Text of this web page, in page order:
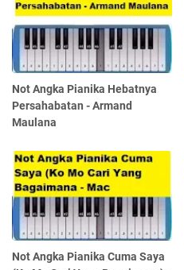
Not Angka Pianika Hebatnya
Persahabatan - Armand
Maulana
Not Angka Pianika Cuma Saya